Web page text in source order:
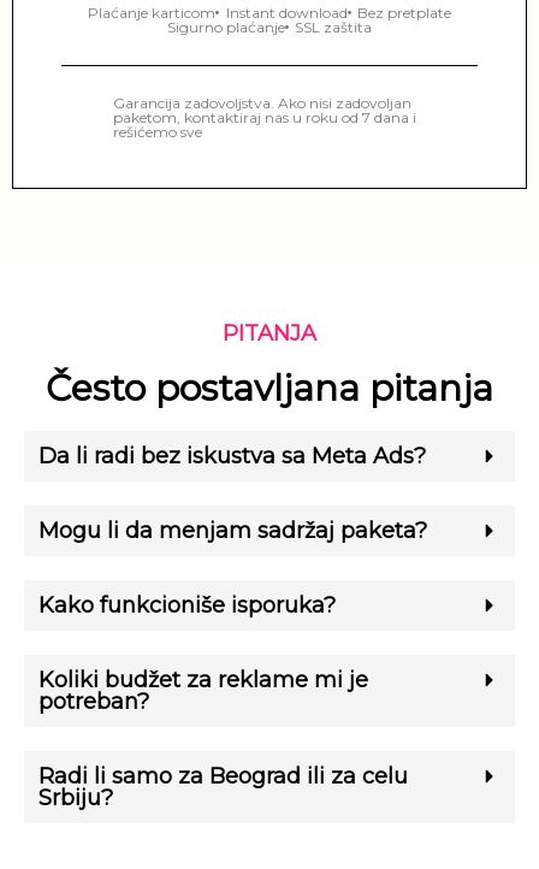
Plaćanje karticom Instant download
Bez pretplate
Sigurno plaćanje
SSL zaštita
Garancija zadovoljstva. Ako nisi zadovoljan
paketom, kontaktiraj nas u roku od 7 dana i
rešićemo sve
PITANJA
Često postavljana pitanja
Da li radi bez iskustva sa Meta Ads?
Mogu li da menjam sadržaj paketa?
Kako funkcioniše isporuka?
Koliki budžet za reklame mi je
potreban?
Radi li samo za Beograd ili za celu
Srbiju?